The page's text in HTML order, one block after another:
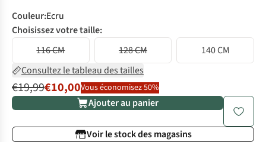
Couleur:Ecru
Choisissez votre taille:
116 CM
128 CM
140 CM
Consultez le tableau des tailles
€19,99€10,00Vous économisez 50%
Ajouter au panier
Voir le stock des magasins